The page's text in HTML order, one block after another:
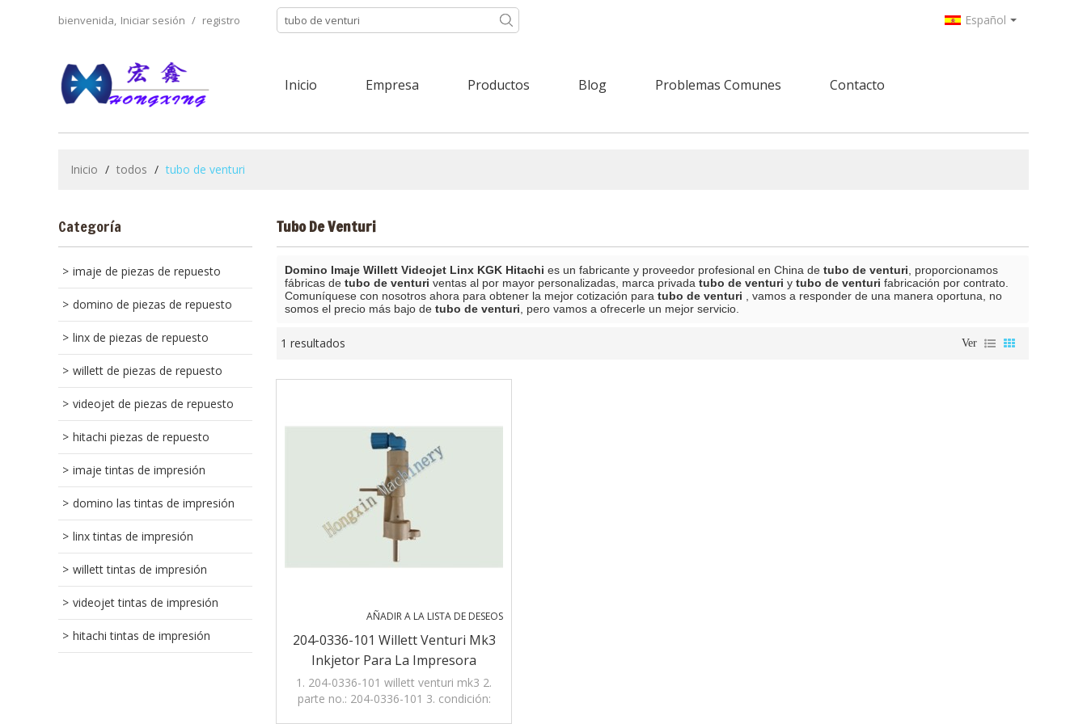
bienvenida, Iniciar sesión / registro Español
Inicio Empresa Productos Blog Problemas Comunes Contacto
Inicio / todos / tubo de venturi
Categoría
imaje de piezas de repuesto
domino de piezas de repuesto
linx de piezas de repuesto
willett de piezas de repuesto
videojet de piezas de repuesto
hitachi piezas de repuesto
imaje tintas de impresión
domino las tintas de impresión
linx tintas de impresión
willett tintas de impresión
videojet tintas de impresión
hitachi tintas de impresión
Tubo De Venturi
Domino Imaje Willett Videojet Linx KGK Hitachi es un fabricante y proveedor profesional en China de tubo de venturi , proporcionamos
fábricas de tubo de venturi ventas al por mayor personalizadas, marca privada tubo de venturi y tubo de venturi fabricación por contrato.
Comuníquese con nosotros ahora para obtener la mejor cotización para tubo de venturi , vamos a responder de una manera oportuna, no
somos el precio más bajo de tubo de venturi , pero vamos a ofrecerle un mejor servicio.
1 resultados Ver
AÑADIR A LA LISTA DE DESEOS
204-0336-101 Willett Venturi Mk3
Inkjetor Para La Impresora
1. 204-0336-101 willett venturi mk3 2.
parte no.: 204-0336-101 3. condición: